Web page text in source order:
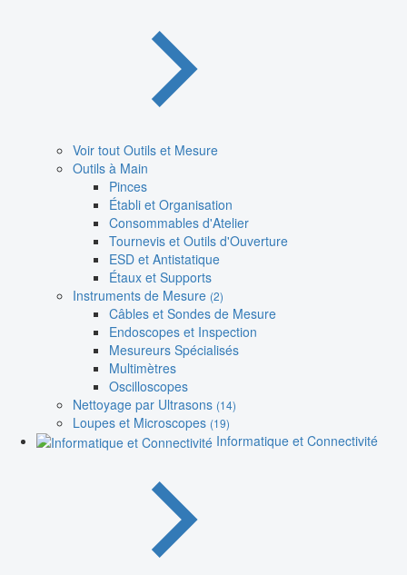
Voir tout Outils et Mesure
Outils à Main
Pinces
Établi et Organisation
Consommables d'Atelier
Tournevis et Outils d'Ouverture
ESD et Antistatique
Étaux et Supports
Instruments de Mesure (2)
Câbles et Sondes de Mesure
Endoscopes et Inspection
Mesureurs Spécialisés
Multimètres
Oscilloscopes
Nettoyage par Ultrasons (14)
Loupes et Microscopes (19)
Informatique et Connectivité